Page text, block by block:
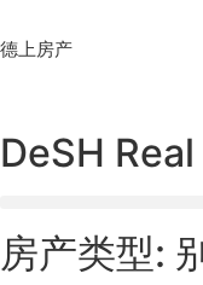
to
德上房产
DeSH
房产类型: